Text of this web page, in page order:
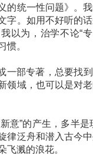
的统一性问题》。
字。如用不好听的
以为，治学不论“
惯。
部专著，总要找到
领域，也可以是对
”的产生，多半是
律泛舟和潜入古今
飞溅的浪花。